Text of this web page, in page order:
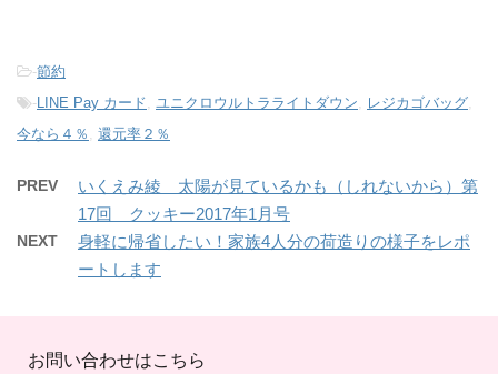
-節約
-LINE Pay カード, ユニクロウルトラライトダウン, レジカゴバッグ,
今なら４％ , 還元率２％
PREV
いくえみ綾 太陽が見ているかも（しれないから）第
17回 クッキー2017年1月号
NEXT
身軽に帰省したい！家族4人分の荷造りの様子をレポ
ートします
お問い合わせはこちら